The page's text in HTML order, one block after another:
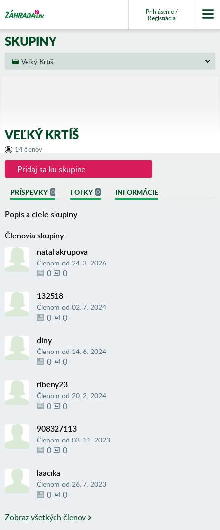
Prihlásenie /
Registrácia
SKUPINY
Veľký Krtíš
VEĽKÝ KRTÍŠ
14 členov
Pridaj sa ku skupine
PRÍSPEVKY 0 FOTKY 0 INFORMÁCIE
Popis a ciele skupiny
Členovia skupiny
nataliakrupova
Členom od 24. 3. 2026
0 0
132518
Členom od 02. 7. 2024
0 0
diny
Členom od 14. 6. 2024
0 0
ribeny23
Členom od 20. 2. 2024
0 0
908327113
Členom od 03. 11. 2023
0 0
laacika
Členom od 26. 7. 2023
0 0
Zobraz všetkých členov